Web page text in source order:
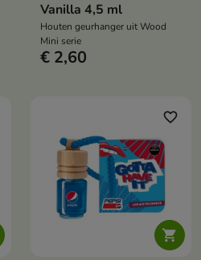
Vanilla 4,5 ml
Houten geurhanger uit Wood
Mini serie
€ 2,60

favorite_border